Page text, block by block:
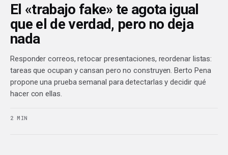
El «trabajo fake» te agota igual
que el de verdad, pero no deja
nada
Responder correos, retocar presentaciones, reordenar listas:
tareas que ocupan y cansan pero no construyen. Berto Pena
propone una prueba semanal para detectarlas y decidir qué
hacer con ellas.
2 MIN